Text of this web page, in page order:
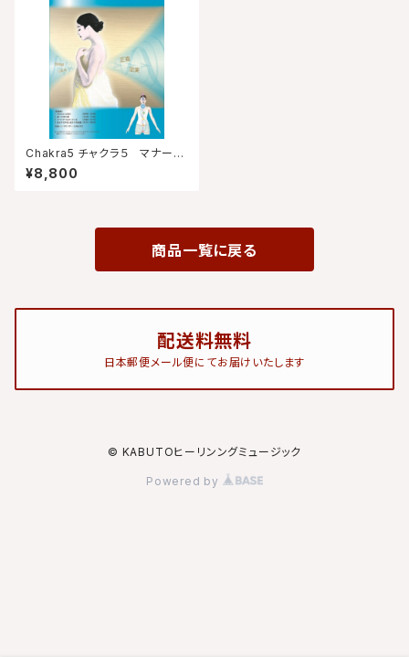
Chakra5 チャクラ５ マナーズ
ミュージック CD マナーズサウ
ンドCD（音楽メイン） サイマティ
¥8,800
商品一覧に戻る
配送料無料
日本郵便メール便にてお届けいたします
© KABUTOヒーリンングミュージック
Powered by